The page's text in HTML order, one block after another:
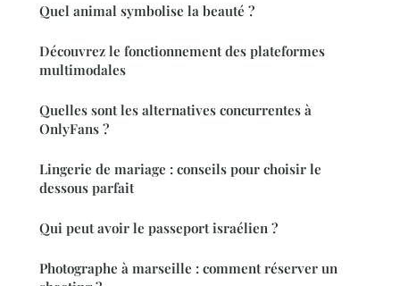
Quel animal symbolise la beauté ?
Découvrez le fonctionnement des plateformes
multimodales
Quelles sont les alternatives concurrentes à
OnlyFans ?
Lingerie de mariage : conseils pour choisir le
dessous parfait
Qui peut avoir le passeport israélien ?
Photographe à marseille : comment réserver un